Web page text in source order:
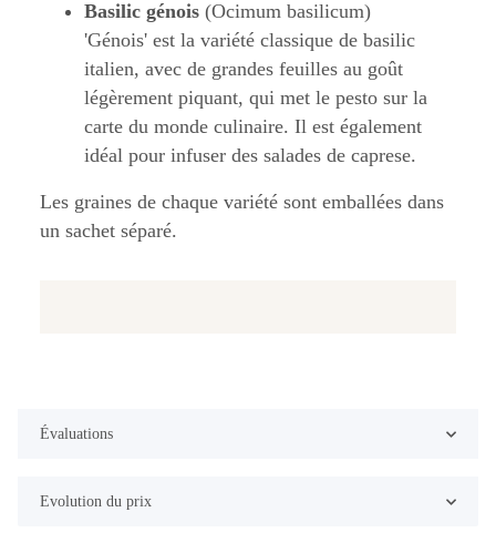
Basilic génois (Ocimum basilicum)
'Génois' est la variété classique de basilic
italien, avec de grandes feuilles au goût
légèrement piquant, qui met le pesto sur la
carte du monde culinaire. Il est également
idéal pour infuser des salades de caprese.
Les graines de chaque variété sont emballées dans
un sachet séparé.
Évaluations
Evolution du prix